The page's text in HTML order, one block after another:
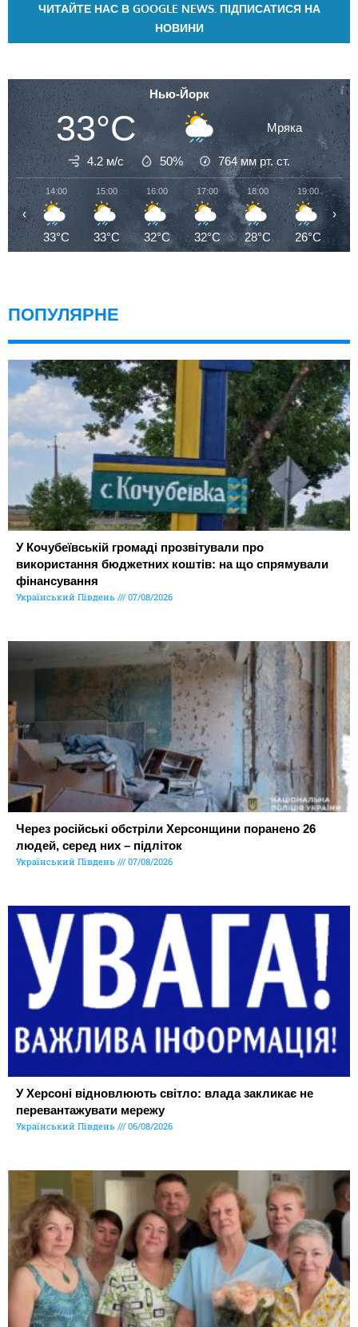
ЧИТАЙТЕ НАС В GOOGLE NEWS. ПІДПИСАТИСЯ НА
НОВИНИ
Нью-Йорк
33°C Мряка
4.2 м/с 50% 764мм рт. ст.
14:00
33°C
15:00
33°C
16:00
32°C
17:00
32°C
18:00
28°C
19:00
26°C
‹ ›
ПОПУЛЯРНЕ
У Кочубеївській громаді прозвітували про
використання бюджетних коштів: на що спрямували
фінансування
Український Південь 07/08/2026
Через російські обстріли Херсонщини поранено 26
людей, серед них – підліток
Український Південь 07/08/2026
У Херсоні відновлюють світло: влада закликає не
перевантажувати мережу
Український Південь 06/08/2026